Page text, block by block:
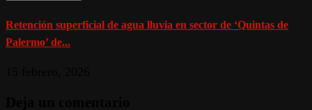
Retención superficial de agua lluvia en sector de ‘Quintas de
Palermo’ de...